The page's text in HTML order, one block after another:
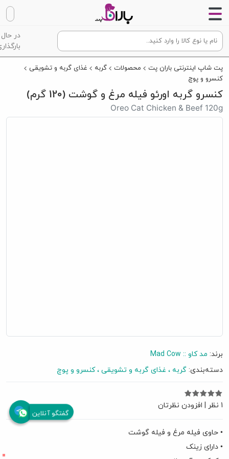
در حال
پت شاپ اینترنتی باران پت محصولات گربه
غذای گربه و تشویقی
کنسرو و پوچ
کنسرو گربه اورئو فیله مرغ و گوشت (120 گرم)
Oreo Cat Chicken & Beef 120g
برند: مد کاو :: Mad Cow
دسته‌بندی: گربه غذای گربه و تشویقی کنسرو و پوچ
1 نظر افزودن نظرتان
• حاوی فیله مرغ و فیله گوشت
• دارای زینک
گفتگو آنلاین